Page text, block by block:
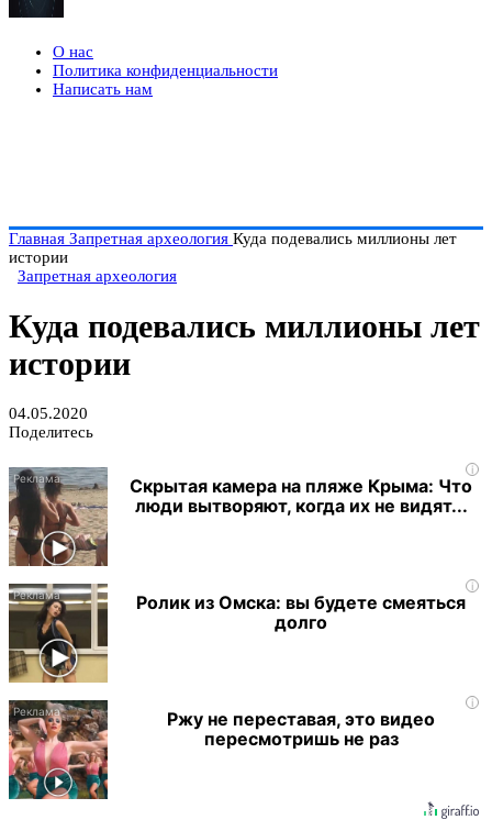
О нас
Политика конфиденциальности
Написать нам
Главная Запретная археология Куда подевались миллионы лет
истории
Запретная археология
Куда подевались миллионы лет
истории
04.05.2020
Поделитесь
i
Скрытая камера на пляже Крыма: Что
люди вытворяют, когда их не видят...
i
Ролик из Омска: вы будете смеяться
долго
i
Ржу не переставая, это видео
пересмотришь не раз